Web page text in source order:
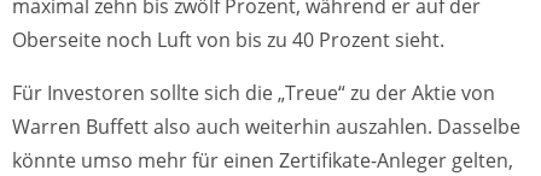
maximal zehn bis zwölf Prozent, während er auf der
Oberseite noch Luft von bis zu 40 Prozent sieht.
Für Investoren sollte sich die „Treue“ zu der Aktie von
Warren Buffett also auch weiterhin auszahlen. Dasselbe
könnte umso mehr für einen Zertifikate-Anleger gelten,